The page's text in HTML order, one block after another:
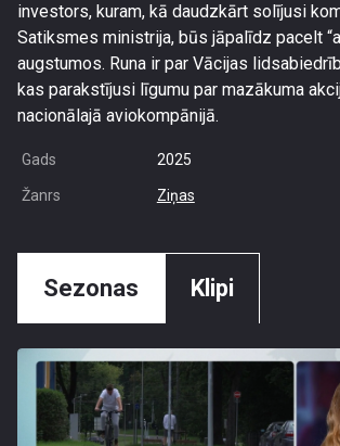
investors, kuram, kā daudzkārt solījusi
Satiksmes ministrija, būs jāpalīdz pacelt
augstumos. Runa ir par Vācijas
kas parakstījusi līgumu par mazākuma
nacionālajā aviokompānijā.
Gads 2025
Žanrs Ziņas
Sezonas Klipi